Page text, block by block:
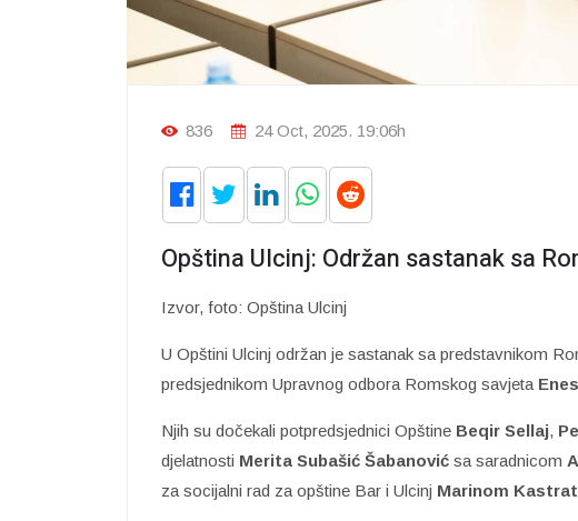
836 24 Oct, 2025. 19:06h
Opština Ulcinj: Održan sastanak sa
Izvor, foto: Opština Ulcinj
U Opštini Ulcinj održan je sastanak sa predstavnikom
predsjednikom Upravnog odbora Romskog savjeta
Njih su dočekali potpredsjednici Opštine Beqir Sellaj,
djelatnosti Merita Subašić Šabanović sa saradnicom
za socijalni rad za opštine Bar i Ulcinj Marinom